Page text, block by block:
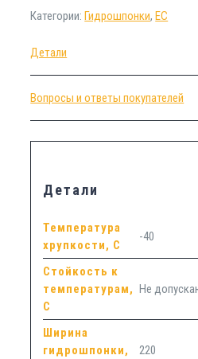
Категории:Гидрошпонки,ЕС
Детали
Вопросы и ответы покупателей
Детали
Температура
хрупкости, С
-40
Стойкость к
температурам,
С
Не
Ширина
гидрошпонки,
220